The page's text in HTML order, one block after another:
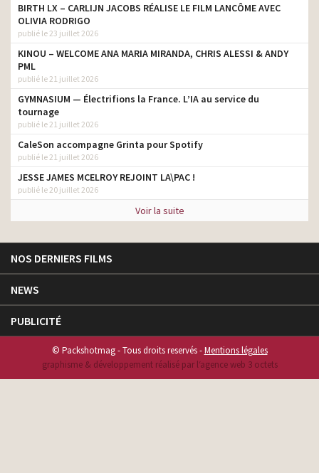
BIRTH LX – CARLIJN JACOBS RÉALISE LE FILM LANCÔME AVEC
OLIVIA RODRIGO
publié le 23 juillet 2026
KINOU – WELCOME ANA MARIA MIRANDA, CHRIS ALESSI & ANDY
PML
publié le 21 juillet 2026
GYMNASIUM — Électrifions la France. L’IA au service du
tournage
publié le 21 juillet 2026
CaleSon accompagne Grinta pour Spotify
publié le 21 juillet 2026
JESSE JAMES MCELROY REJOINT LA\PAC !
publié le 20 juillet 2026
Voir la suite
NOS DERNIERS FILMS
NEWS
PUBLICITÉ
© Packshotmag - Tous droits reservés -Mentions légales
graphisme & développement réalisé par l‘agence web 3 octets